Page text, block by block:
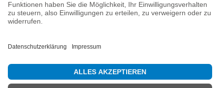
Telefon
info@mountain-sports-